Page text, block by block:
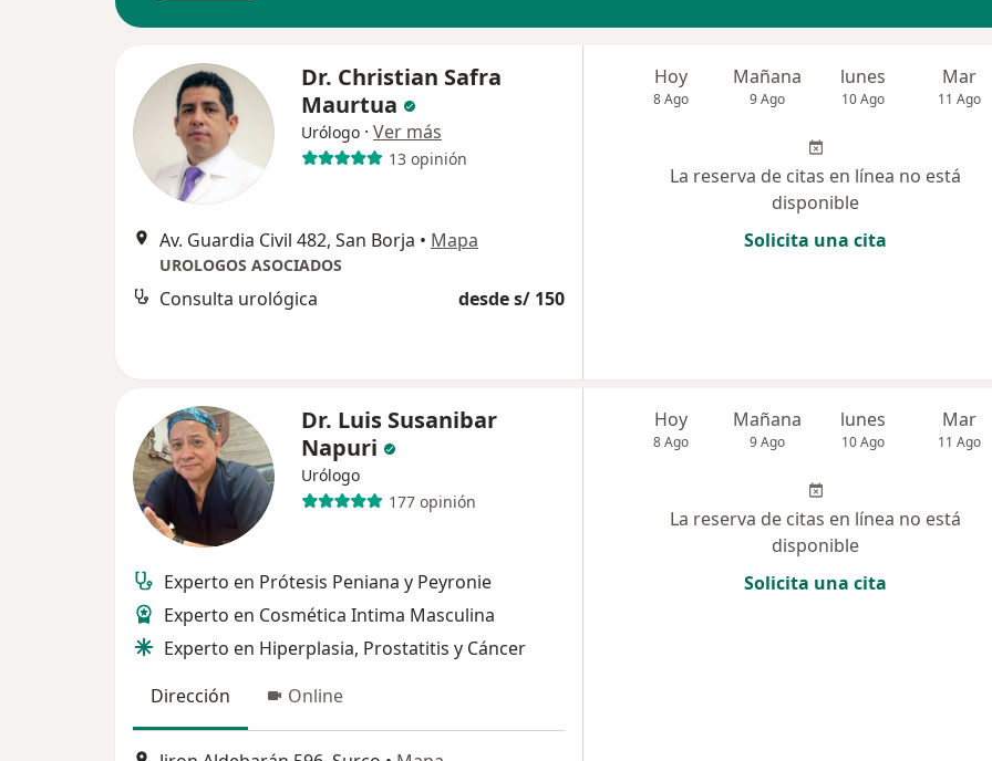
Dr. Christian Safra
Maurtua
Urólogo · Ver más
13 opinión
Av. Guardia Civil 482, San Borja • Mapa
UROLOGOS ASOCIADOS
Consulta urológica desde s/ 150
Hoy
8 Ago
Mañana
9 Ago
lunes
10 Ago
Mar
11 Ago
La reserva de citas en línea no está
disponible
Solicita una cita
Dr. Luis Susanibar
Napuri
Urólogo
177 opinión
Experto en Prótesis Peniana y Peyronie
Experto en Cosmética Intima Masculina
Experto en Hiperplasia, Prostatitis y Cáncer
Dirección
Online
Hoy
8 Ago
Mañana
9 Ago
lunes
10 Ago
Mar
11 Ago
La reserva de citas en línea no está
disponible
Solicita una cita